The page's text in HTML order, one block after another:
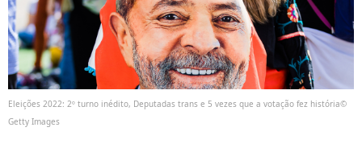
Eleições 2022: 2º turno inédito, Deputadas trans e 5 vezes que a votação fez história©
Getty Images